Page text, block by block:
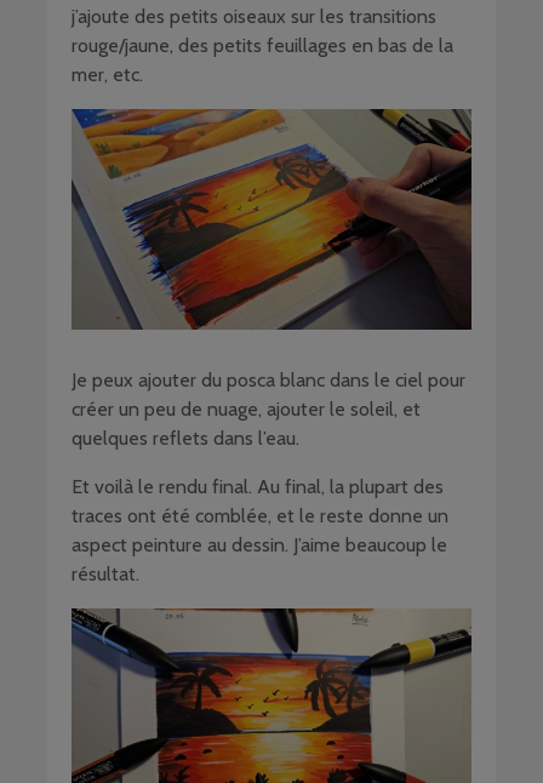
j’ajoute des petits oiseaux sur les transitions
rouge/jaune, des petits feuillages en bas de la
mer, etc.
Je peux ajouter du posca blanc dans le ciel pour
créer un peu de nuage, ajouter le soleil, et
quelques reflets dans l’eau.
Et voilà le rendu final. Au final, la plupart des
traces ont été comblée, et le reste donne un
aspect peinture au dessin. J’aime beaucoup le
résultat.